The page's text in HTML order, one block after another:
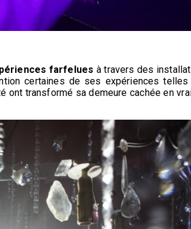
farfelues à travers des
certaines de ses expériences
transformé sa demeure cachée en